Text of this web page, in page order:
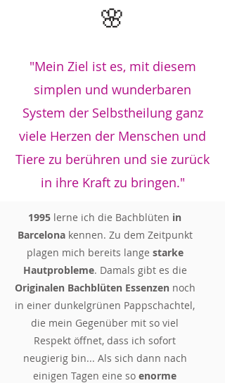
🌸
"Mein Ziel ist es, mit diesem
simplen und wunderbaren
System der Selbstheilung ganz
viele Herzen der Menschen und
Tiere zu berühren und sie zurück
in ihre Kraft zu bringen."
1995 lerne ich die Bachblüten in
Barcelonakennen. Zu dem Zeitpunkt
plagen mich bereits lange starke
Hautprobleme. Damals gibt es die
Originalen Bachblüten Essenzennoch
in einer dunkelgrünen Pappschachtel,
die mein Gegenüber mit so viel
Respekt öffnet, dass ich sofort
neugierig bin... Als sich dann nach
einigen Tagen eine so enorme